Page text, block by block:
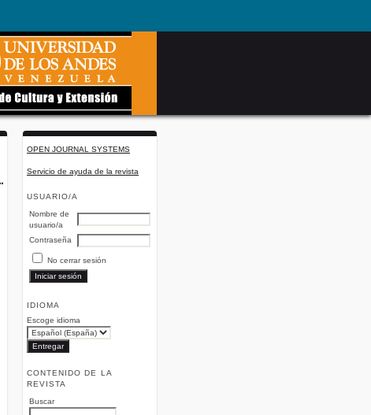
OPEN JOURNAL SYSTEMS
Servicio de ayuda de la revista
USUARIO/A
Nombre de
usuario/a
Contraseña
No cerrar sesión
IDIOMA
Escoge idioma
CONTENIDO DE LA
REVISTA
Buscar